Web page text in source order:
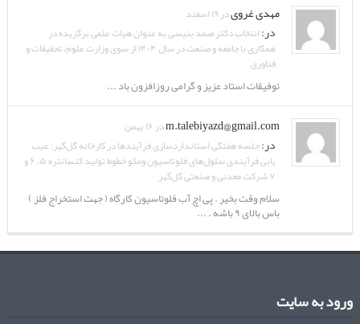
مهدی غرویدر ۱۹ اسفند
در:انتخاب دکتر صمد بنیسی به عنوان هیات علمی برگزیده در
همکاری با جامعه و صنعت در سال ۱۴۰۴ از سوی وزارت علوم، تحقیقات و
فناوری
توفیقات استاد عزیز و گرامی روزافزون باد ...
m.talebiyazd@gmail.comدر ۱۶ بهمن
در:جلسه هفتگی استانداردسازی فرآیندها در کارخانه گل‌گهر: عیب
یابی فرآیندی سلول‌های فلوتاسیون ومکو خطوط تولید کنسانتره ۵، ۶ و
۷ شرکت معدنی و صنعتی گل‌گهر
سلام وقت بخیر . پی اچ آب فلوتاسیون کارگاه ( جهت استخراج فلز )
باس بالای ۹ باشه . ...
ورود به سایت